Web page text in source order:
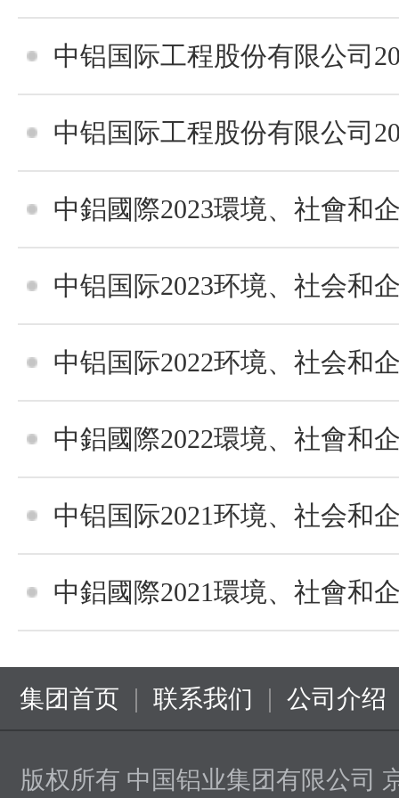
中铝国际工程股份有限公司2024年度环境、社
中铝国际工程股份有限公司2024年度环境、社
中鋁國際2023環境、社會和企業管
中铝国际2023环境、社会和企业管
中铝国际2022环境、社会和企业管
中鋁國際2022環境、社會和企業管
中铝国际2021环境、社会和企业管
中鋁國際2021環境、社會和企業管
集团首页 | 联系我们 | 公司介绍
版权所有 中国铝业集团有限公司